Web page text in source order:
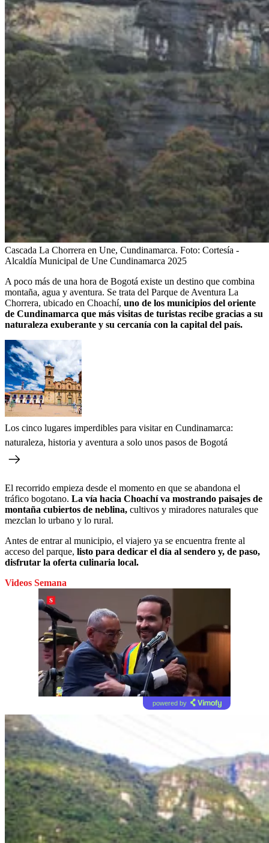
Cascada La Chorrera en Une, Cundinamarca. Foto: Cortesía -
Alcaldía Municipal de Une Cundinamarca 2025
A poco más de una hora de Bogotá existe un destino que combina
montaña, agua y aventura. Se trata del Parque de Aventura La
Chorrera, ubicado en Choachí, uno de los municipios del oriente
de Cundinamarca que más visitas de turistas recibe gracias a su
naturaleza exuberante y su cercanía con la capital del país.
Los cinco lugares imperdibles para visitar en Cundinamarca:
naturaleza, historia y aventura a solo unos pasos de Bogotá
El recorrido empieza desde el momento en que se abandona el
tráfico bogotano. La vía hacia Choachí va mostrando paisajes de
montaña cubiertos de neblina, cultivos y miradores naturales que
mezclan lo urbano y lo rural.
Antes de entrar al municipio, el viajero ya se encuentra frente al
acceso del parque, listo para dedicar el día al sendero y, de paso,
disfrutar la oferta culinaria local.
Videos Semana
powered by